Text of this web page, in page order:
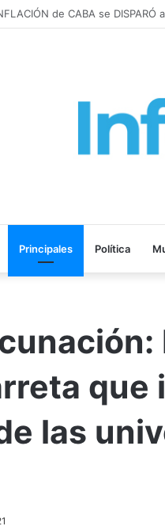
de CABA se
Principales Política
que
las